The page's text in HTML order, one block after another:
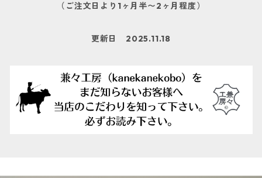
（ご注文日より1ヶ月半〜2ヶ月程度）
更新日 2025.11.18